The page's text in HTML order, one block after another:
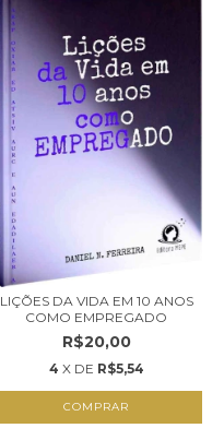
LIÇÕES DA VIDA EM 10 ANOS
COMO EMPREGADO
R$20,00
4 X DE R$5,54
COMPRAR